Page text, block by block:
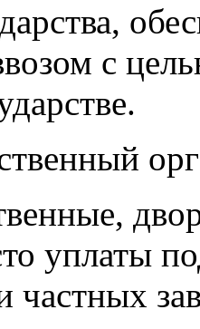
с
уплаты
частных